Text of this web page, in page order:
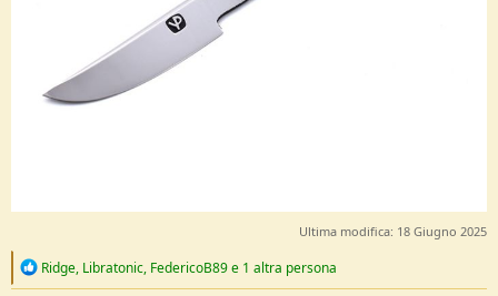
Ultima modifica: 18 Giugno 2025
R
Ridge, Libratonic, FedericoB89e 1 altra persona